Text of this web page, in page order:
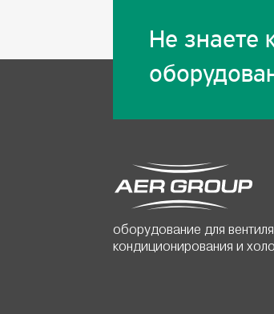
Не знаете
оборудование для
кондиционирования и